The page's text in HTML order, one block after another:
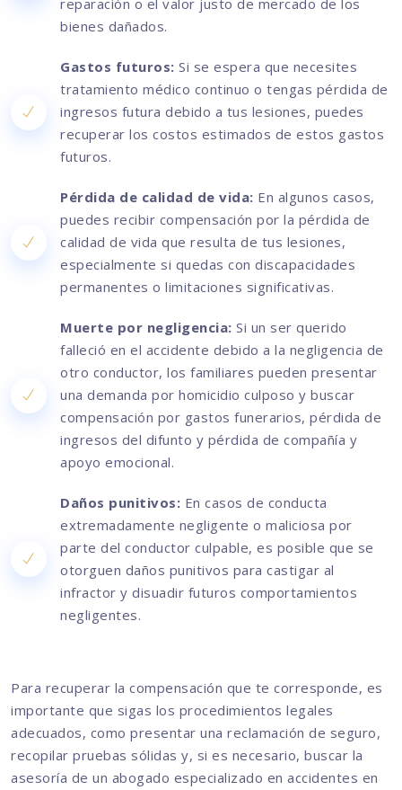
reparación o el valor justo de mercado de los
bienes dañados.
Gastos futuros: Si se espera que necesites
tratamiento médico continuo o tengas pérdida de
ingresos futura debido a tus lesiones, puedes
recuperar los costos estimados de estos gastos
futuros.
Pérdida de calidad de vida: En algunos casos,
puedes recibir compensación por la pérdida de
calidad de vida que resulta de tus lesiones,
especialmente si quedas con discapacidades
permanentes o limitaciones significativas.
Muerte por negligencia: Si un ser querido
falleció en el accidente debido a la negligencia de
otro conductor, los familiares pueden presentar
una demanda por homicidio culposo y buscar
compensación por gastos funerarios, pérdida de
ingresos del difunto y pérdida de compañía y
apoyo emocional.
Daños punitivos: En casos de conducta
extremadamente negligente o maliciosa por
parte del conductor culpable, es posible que se
otorguen daños punitivos para castigar al
infractor y disuadir futuros comportamientos
negligentes.
Para recuperar la compensación que te corresponde, es
importante que sigas los procedimientos legales
adecuados, como presentar una reclamación de seguro,
recopilar pruebas sólidas y, si es necesario, buscar la
asesoría de un abogado especializado en accidentes en